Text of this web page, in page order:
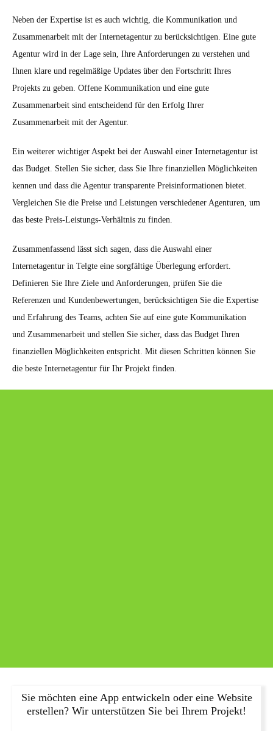
Neben der Expertise ist es auch wichtig, die Kommunikation und
Zusammenarbeit mit der Internetagentur zu berücksichtigen. Eine gute
Agentur wird in der Lage sein, Ihre Anforderungen zu verstehen und
Ihnen klare und regelmäßige Updates über den Fortschritt Ihres
Projekts zu geben. Offene Kommunikation und eine gute
Zusammenarbeit sind entscheidend für den Erfolg Ihrer
Zusammenarbeit mit der Agentur.
Ein weiterer wichtiger Aspekt bei der Auswahl einer Internetagentur ist
das Budget. Stellen Sie sicher, dass Sie Ihre finanziellen Möglichkeiten
kennen und dass die Agentur transparente Preisinformationen bietet.
Vergleichen Sie die Preise und Leistungen verschiedener Agenturen, um
das beste Preis-Leistungs-Verhältnis zu finden.
Zusammenfassend lässt sich sagen, dass die Auswahl einer
Internetagentur in Telgte eine sorgfältige Überlegung erfordert.
Definieren Sie Ihre Ziele und Anforderungen, prüfen Sie die
Referenzen und Kundenbewertungen, berücksichtigen Sie die Expertise
und Erfahrung des Teams, achten Sie auf eine gute Kommunikation
und Zusammenarbeit und stellen Sie sicher, dass das Budget Ihren
finanziellen Möglichkeiten entspricht. Mit diesen Schritten können Sie
die beste Internetagentur für Ihr Projekt finden.
Sie möchten eine App entwickeln oder eine Website
erstellen? Wir unterstützen Sie bei Ihrem Projekt!